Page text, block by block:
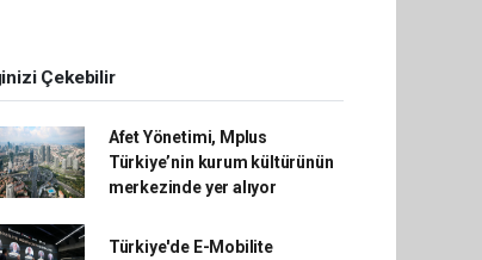
Çekebilir
Afet Yönetimi, Mplus
Türkiye’nin kurum kültürünün
merkezinde yer alıyor
Türkiye'de E-Mobilite